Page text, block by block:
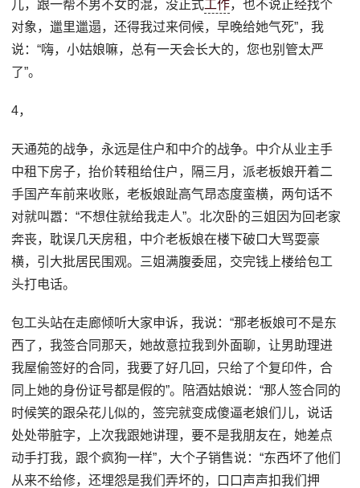
儿，跟一帮不男不女的混，没正式工作，也不说正经找个
对象，邋里邋遢，还得我过来伺候，早晚给她气死”，我
说：“嗨，小姑娘嘛，总有一天会长大的，您也别管太严
了”。
4，
天通苑的战争，永远是住户和中介的战争。中介从业主手
中租下房子，抬价转租给住户，隔三月，派老板娘开着二
手国产车前来收账，老板娘趾高气昂态度蛮横，两句话不
对就叫嚣：“不想住就给我走人”。北次卧的三姐因为回老家
奔丧，耽误几天房租，中介老板娘在楼下破口大骂耍豪
横，引大批居民围观。三姐满腹委屈，交完钱上楼给包工
头打电话。
包工头站在走廊倾听大家申诉，我说：“那老板娘可不是东
西了，我签合同那天，她故意拉我到外面聊，让男助理进
我屋偷签好的合同，我要了好几回，只给了个复印件，合
同上她的身份证号都是假的”。陪酒姑娘说：“那人签合同的
时候笑的跟朵花儿似的，签完就变成傻逼老娘们儿，说话
处处带脏字，上次我跟她讲理，要不是我朋友在，她差点
动手打我，跟个疯狗一样”，大个子销售说：“东西坏了他们
从来不给修，还埋怨是我们弄坏的，口口声声扣我们押